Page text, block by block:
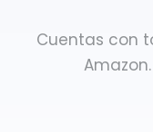
Cuentas con